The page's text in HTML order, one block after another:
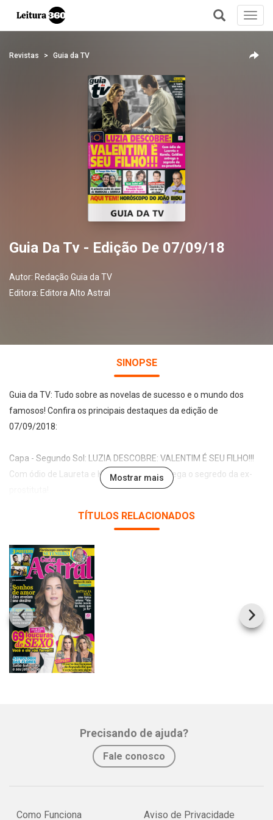
+
Revistas Guia da TV
Guia Da Tv - Edição De 07/09/18
Autor: Redação Guia da TV
Editora: Editora Alto Astral
SINOPSE
Guia da TV: Tudo sobre as novelas de sucesso e o mundo dos
famosos! Confira os principais destaques da edição de
07/09/2018:
Capa - Segundo Sol: LUZIA DESCOBRE: VALENTIM É SEU FILHO!!!
Com ódio de Laureta e Karola, Galdino entrega o segredo da ex-
Passou vergonha! Chimbinha fez xixi na calça em show?
Mostrar mais
TÍTULOS RELACIONADOS
Precisando de ajuda?
Fale conosco
Como Funciona Aviso de Privacidade
Whatsapp Facebook